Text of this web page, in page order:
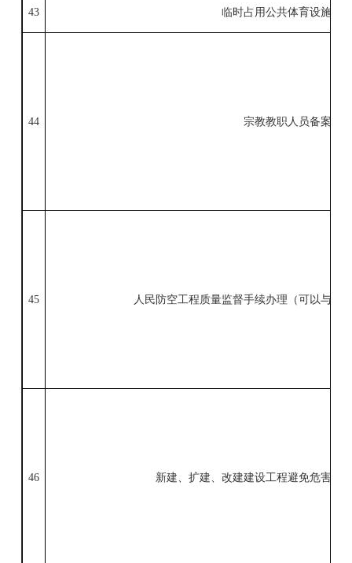
43 临时占用公共体育设施审
44 宗教教职人员备案
45 人民防空工程质量监督手续办理 （可以与施
46 新建、扩建、改建建设工程避免危害气